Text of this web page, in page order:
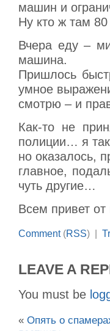
машин и
Ну кто ж там
Вчера еду –
машина.
Пришлось
умное
смотрю – и
Как-то не
полиции… я
но оказалось,
главное,
чуть другие…
Всем привет
Comment(RSS) |
LEAVE A
You must be
« Опять о